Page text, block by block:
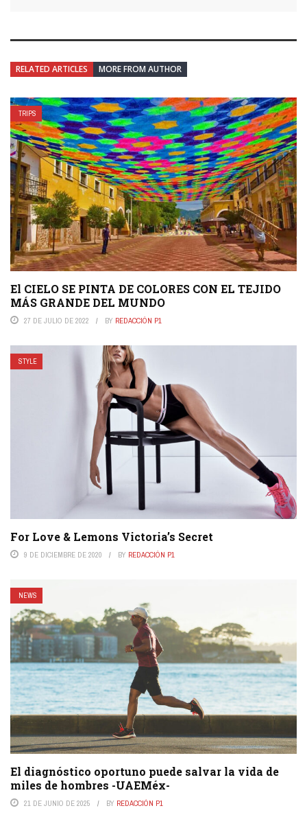
RELATED ARTICLES MORE FROM AUTHOR
TRIPS
El CIELO SE PINTA DE COLORES CON EL TEJIDO
MÁS GRANDE DEL MUNDO
27 DE JULIO DE 2022 BY REDACCIÓN P1
STYLE
For Love & Lemons Victoria’s Secret
9 DE DICIEMBRE DE 2020 BY REDACCIÓN P1
NEWS
El diagnóstico oportuno puede salvar la vida de
miles de hombres -UAEMéx-
21 DE JUNIO DE 2025 BY REDACCIÓN P1